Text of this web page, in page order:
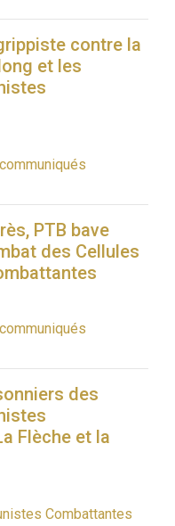
contre la
et les
PTB bave
des Cellules
des
Flèche et la
Combattantes